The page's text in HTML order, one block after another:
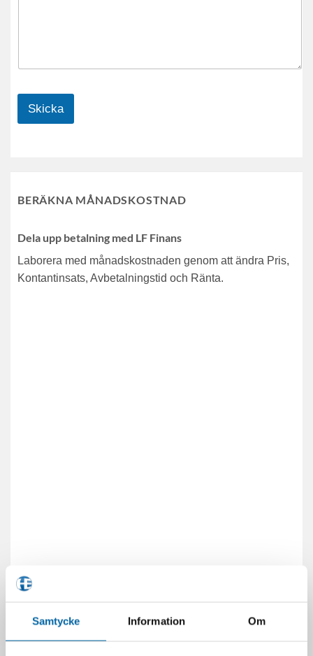
Samtycke Information Om
Skicka
BERÄKNA MÅNADSKOSTNAD
Dela upp betalning med LF Finans
Laborera med månadskostnaden genom att ändra Pris,
Kontantinsats, Avbetalningstid och Ränta.